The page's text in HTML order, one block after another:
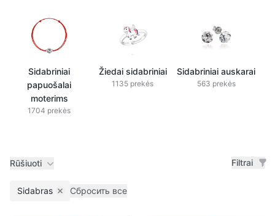
Sidabriniai
papuošalai
moterims
1704 prekės
Žiedai sidabriniai
1135 prekės
Sidabriniai auskarai
563 prekės
Rūšiuoti Filtrai
Sidabras Remove filter
Сбросить все